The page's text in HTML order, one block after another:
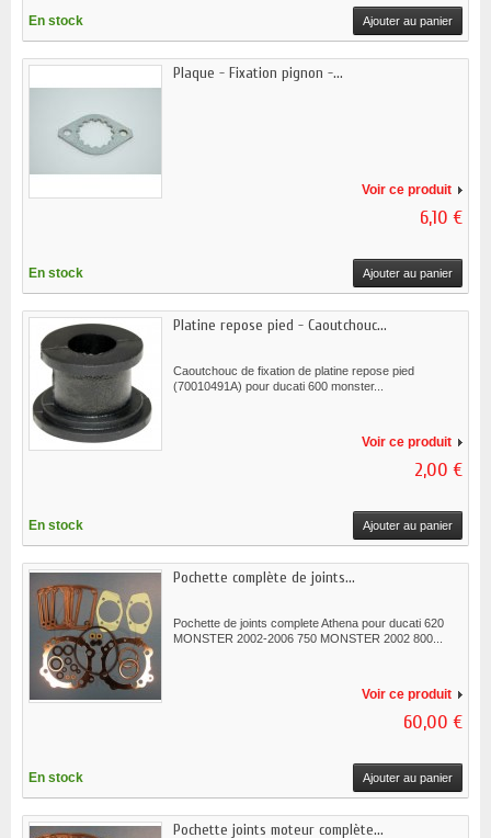
En stock Ajouter au panier
Plaque - Fixation pignon -...
Voir ce produit
6,10 €
En stock Ajouter au panier
Platine repose pied - Caoutchouc...
Caoutchouc de fixation de platine repose pied
(70010491A) pour ducati 600 monster...
Voir ce produit
2,00 €
En stock Ajouter au panier
Pochette complète de joints...
Pochette de joints complete Athena pour ducati 620
MONSTER 2002-2006 750 MONSTER 2002 800...
Voir ce produit
60,00 €
En stock Ajouter au panier
Pochette joints moteur complète...